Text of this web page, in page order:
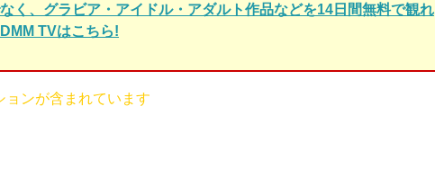
く、グラビア・アイドル・アダルト作品などを14日間無料で観れ
TVはこちら!
ンが含まれています